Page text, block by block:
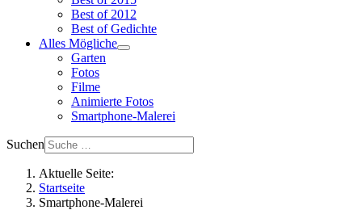
Best of 2012
Best of Gedichte
Alles Mögliche
Garten
Fotos
Filme
Animierte Fotos
Smartphone-Malerei
Suchen
Aktuelle Seite:
Startseite
Smartphone-Malerei